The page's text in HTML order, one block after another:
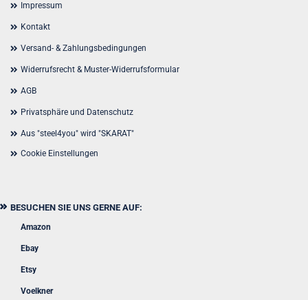
Impressum
Kontakt
Versand- & Zahlungsbedingungen
Widerrufsrecht & Muster-Widerrufsformular
AGB
Privatsphäre und Datenschutz
Aus "steel4you" wird "SKARAT"
Cookie Einstellungen
BESUCHEN SIE UNS GERNE AUF:
Amazon
Ebay
Etsy
Voelkner